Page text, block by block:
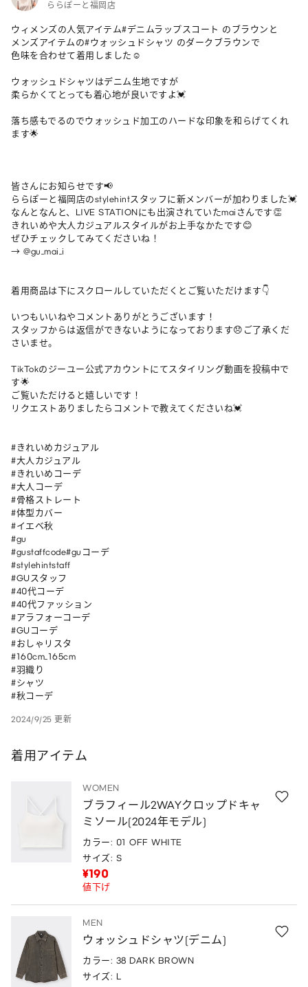
ららぽーと福岡店
ウィメンズの人気アイテム#デニムラップスコート のブラウンと
メンズアイテムの#ウォッシュドシャツ のダークブラウンで
色味を合わせて着用しました☺️
ウォッシュドシャツはデニム生地ですが
柔らかくてとっても着心地が良いですよ💓
落ち感もでるのでウォッシュド加工のハードな印象を和らげてくれ
ます🌟
皆さんにお知らせです📢
ららぽーと福岡店のstylehintスタッフに新メンバーが加わりました💓
なんとなんと、LIVE STATIONにも出演されていたmaiさんです👏
きれいめや大人カジュアルスタイルがお上手なかたです😊
ぜひチェックしてみてくださいね！
→ @gu_mai_i
着用商品は下にスクロールしていただくとご覧いただけます👇
いつもいいねやコメントありがとうございます！
スタッフからは返信ができないようになっております😞ご了承くだ
さいませ。
TikTokのジーユー公式アカウントにてスタイリング動画を投稿中で
す🌟
ご覧いただけると嬉しいです！
リクエストありましたらコメントで教えてくださいね💓
#きれいめカジュアル
#大人カジュアル
#きれいめコーデ
#大人コーデ
#骨格ストレート
#体型カバー
#イエベ秋
#gu
#gustaffcode#guコーデ
#stylehintstaff
#GUスタッフ
#40代コーデ
#40代ファッション
#アラフォーコーデ
#GUコーデ
#おしゃリスタ
#160cm_165cm
#羽織り
#シャツ
#秋コーデ
2024/9/25 更新
着用アイテム
WOMEN
ブラフィール2WAYクロップドキャ
ミソール(2024年モデル)
カラー: 01 OFF WHITE
サイズ: S
¥190
値下げ
MEN
ウォッシュドシャツ(デニム)
カラー: 38 DARK BROWN
サイズ: L